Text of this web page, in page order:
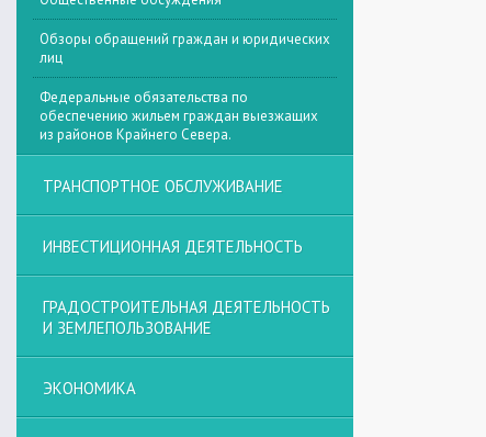
Обзоры обращений граждан и юридических
лиц
Федеральные обязательства по
обеспечению жильем граждан выезжащих
из районов Крайнего Севера.
ТРАНСПОРТНОЕ ОБСЛУЖИВАНИЕ
ИНВЕСТИЦИОННАЯ ДЕЯТЕЛЬНОСТЬ
ГРАДОСТРОИТЕЛЬНАЯ ДЕЯТЕЛЬНОСТЬ
И ЗЕМЛЕПОЛЬЗОВАНИЕ
ЭКОНОМИКА